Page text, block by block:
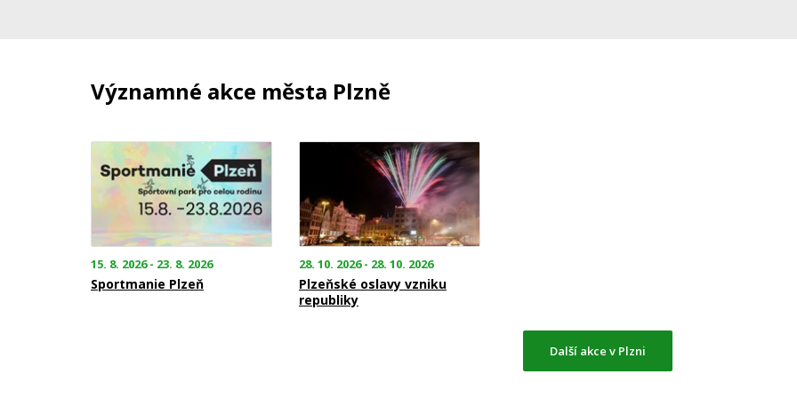
Významné akce města Plzně
15. 8. 2026 - 23. 8. 2026
Sportmanie Plzeň
28. 10. 2026 - 28. 10. 2026
Plzeňské oslavy vzniku
republiky
Další akce v Plzni